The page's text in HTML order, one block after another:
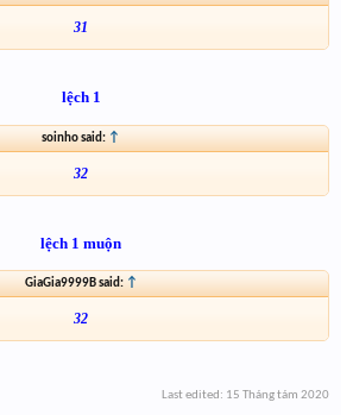
31
lệch 1
soinho said: ↑
32
lệch 1 muộn
GiaGia9999B said: ↑
32
Last edited: 15 Tháng tám 2020